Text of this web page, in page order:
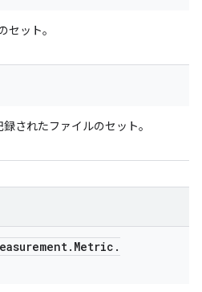
セット。
されたファイルのセット。
. Metric .